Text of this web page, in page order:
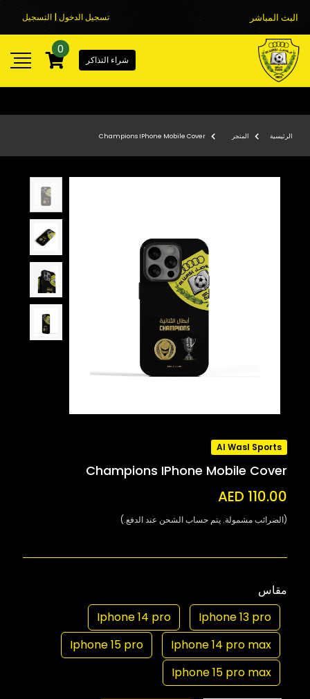
البث المباشر تسجيل الدخول | التسجيل
شراء التذاكر
0
الرئيسية المتجر Champions IPhone Mobile Cover
Al Wasl Sports
Champions IPhone Mobile Cover
AED 110.00
(الضرائب مشمولة. يتم حساب الشحن عند الدفع.)
مقاس
Iphone 13 pro
Iphone 14 pro
Iphone 14 pro max
Iphone 15 pro
Iphone 15 pro max